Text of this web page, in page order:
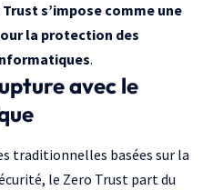
s’impose comme une
la protection des
.
avec le
traditionnelles basées sur la
le Zero Trust part du